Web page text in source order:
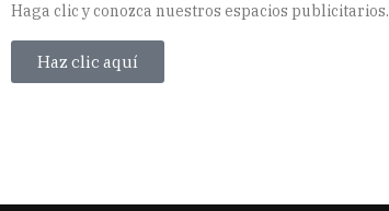
Haga clic y conozca nuestros espacios publicitarios.
Haz clic aquí